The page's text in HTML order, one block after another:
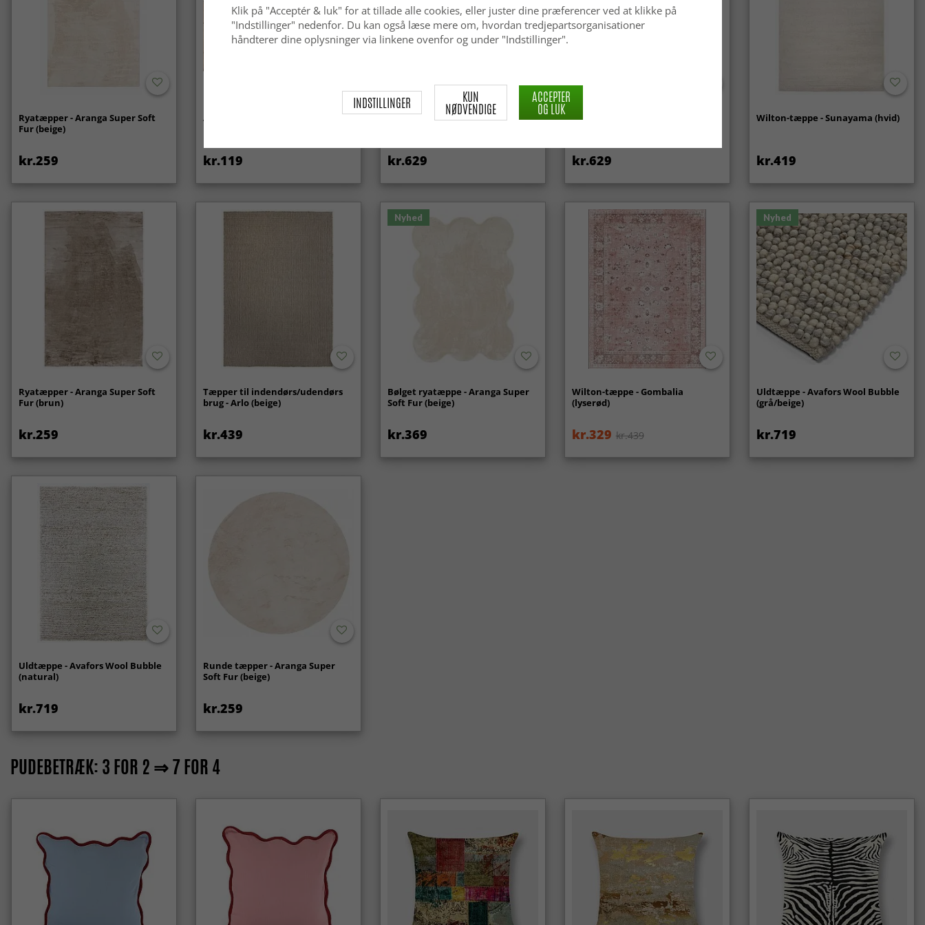
Ryatæpper - Aranga Super Soft
Fur (beige)
kr.259
Anti-slip/Skridsikker
kr.119
Uldtæppe - Avafors Wool Bubble
kr.629
Uldtæppe - Coastal (creme)
kr.629
Wilton-tæppe - Sunayama (hvid)
kr.419
Ryatæpper - Aranga Super Soft
Fur (brun)
kr.259
Tæpper til indendørs/udendørs
brug - Arlo (beige)
kr.439
Nyhed
Bølget ryatæppe - Aranga Super
Soft Fur (beige)
kr.369
Wilton-tæppe - Gombalia
(lyserød)
kr.329 kr.439
Nyhed
Uldtæppe - Avafors Wool Bubble
(grå/beige)
kr.719
Uldtæppe - Avafors Wool Bubble
(natural)
kr.719
Runde tæpper - Aranga Super
Soft Fur (beige)
kr.259
PUDEBETRÆK: 3 FOR 2 ⇒ 7 FOR 4
Klik på "Acceptér & luk" for at tillade alle cookies, eller juster dine præferencer ved at klikke på
"Indstillinger" nedenfor. Du kan også læse mere om, hvordan tredjepartsorganisationer
håndterer dine oplysninger via linkene ovenfor og under "Indstillinger".
INDSTILLINGER KUN
NØDVENDIGE
ACCEPTER
OG LUK